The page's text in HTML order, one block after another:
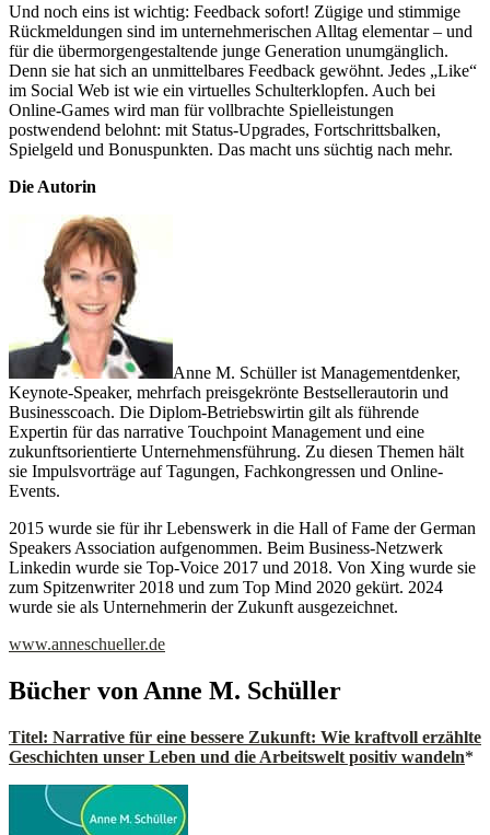
Und noch eins ist wichtig: Feedback sofort! Zügige und stimmige
Rückmeldungen sind im unternehmerischen Alltag elementar – und
für die übermorgengestaltende junge Generation unumgänglich.
Denn sie hat sich an unmittelbares Feedback gewöhnt. Jedes „Like“
im Social Web ist wie ein virtuelles Schulterklopfen. Auch bei
Online-Games wird man für vollbrachte Spielleistungen
postwendend belohnt: mit Status-Upgrades, Fortschrittsbalken,
Spielgeld und Bonuspunkten. Das macht uns süchtig nach mehr.
Die Autorin
Anne M. Schüller ist Managementdenker,
Keynote-Speaker, mehrfach preisgekrönte Bestsellerautorin und
Businesscoach. Die Diplom-Betriebswirtin gilt als führende
Expertin für das narrative Touchpoint Management und eine
zukunftsorientierte Unternehmensführung. Zu diesen Themen hält
sie Impulsvorträge auf Tagungen, Fachkongressen und Online-
Events.
2015 wurde sie für ihr Lebenswerk in die Hall of Fame der German
Speakers Association aufgenommen. Beim Business-Netzwerk
Linkedin wurde sie Top-Voice 2017 und 2018. Von Xing wurde sie
zum Spitzenwriter 2018 und zum Top Mind 2020 gekürt. 2024
wurde sie als Unternehmerin der Zukunft ausgezeichnet.
www.anneschueller.de
Bücher von Anne M. Schüller
Titel: Narrative für eine bessere Zukunft: Wie kraftvoll erzählte
Geschichten unser Leben und die Arbeitswelt positiv wandeln*